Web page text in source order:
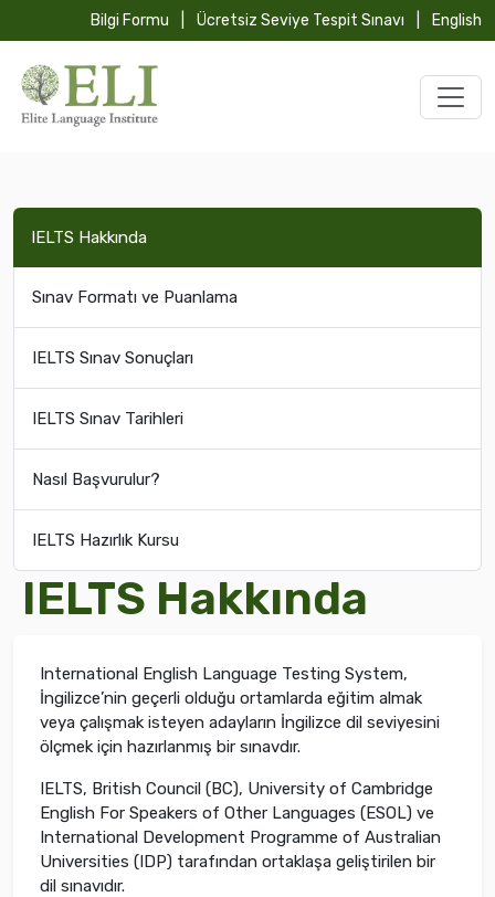
Bilgi Formu Ücretsiz Seviye Tespit Sınavı English
IELTS Hakkında
Sınav Formatı ve Puanlama
IELTS Sınav Sonuçları
IELTS Sınav Tarihleri
Nasıl Başvurulur?
IELTS Hazırlık Kursu
IELTS Hakkında
International English Language Testing System,
İngilizce’nin geçerli olduğu ortamlarda eğitim almak
veya çalışmak isteyen adayların İngilizce dil seviyesini
ölçmek için hazırlanmış bir sınavdır.
IELTS, British Council (BC), University of Cambridge
English For Speakers of Other Languages (ESOL) ve
International Development Programme of Australian
Universities (IDP) tarafından ortaklaşa geliştirilen bir
dil sınavıdır.